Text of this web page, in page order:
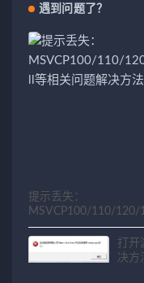
遇到问题了？
提示丢失：
MSVCP100/110/120/
关问题解决方法
打开
决方